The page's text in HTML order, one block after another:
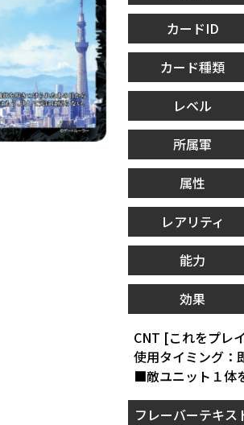
カードID
カード種類
レベル
所属軍
属性
レアリティ
能力
効果
CNT [これをプレ
使用タイミング：
■敵ユニット１体
フレーバーテキス